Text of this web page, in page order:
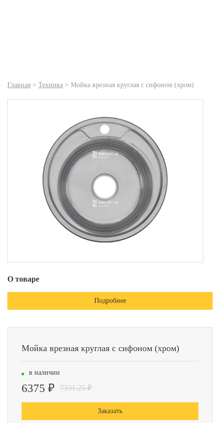
Главная > Техника > Мойка врезная круглая с сифоном (хром)
О товаре
Подробнее
Мойка врезная круглая с сифоном (хром)
в наличии
6375 ₽ 7331.25 ₽
Заказать